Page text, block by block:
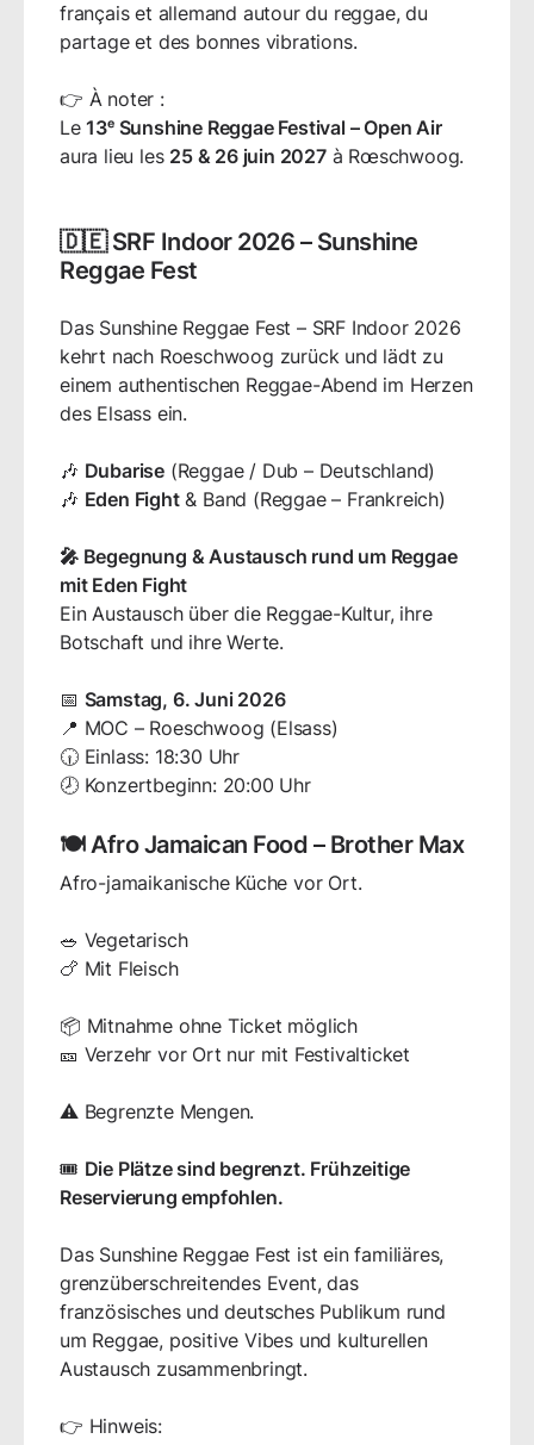
français et allemand autour du reggae, du
partage et des bonnes vibrations.
👉 À noter :
Le13ᵉ Sunshine Reggae Festival – Open Air
aura lieu les 25 & 26 juin 2027à Rœschwoog.
🇩🇪 SRF Indoor 2026 – Sunshine
Reggae Fest
Das Sunshine Reggae Fest – SRF Indoor 2026
kehrt nach Roeschwoog zurück und lädt zu
einem authentischen Reggae-Abend im Herzen
des Elsass ein.
🎶 Dubarise (Reggae / Dub – Deutschland)
🎶 Eden Fight& Band (Reggae – Frankreich)
🎤 Begegnung & Austausch rund um Reggae
mit Eden Fight
Ein Austausch über die Reggae-Kultur, ihre
Botschaft und ihre Werte.
📅 Samstag, 6. Juni 2026
📍 MOC – Roeschwoog (Elsass)
🕡 Einlass: 18:30 Uhr
🕗 Konzertbeginn: 20:00 Uhr
🍽️Afro Jamaican Food – Brother Max
Afro-jamaikanische Küche vor Ort.
🥗 Vegetarisch
🍗 Mit Fleisch
📦 Mitnahme ohne Ticket möglich
🎫 Verzehr vor Ort nur mit Festivalticket
⚠️ Begrenzte Mengen.
🎟️ Die Plätze sind begrenzt. Frühzeitige
Reservierung empfohlen.
Das Sunshine Reggae Fest ist ein familiäres,
grenzüberschreitendes Event, das
französisches und deutsches Publikum rund
um Reggae, positive Vibes und kulturellen
Austausch zusammenbringt.
👉 Hinweis: